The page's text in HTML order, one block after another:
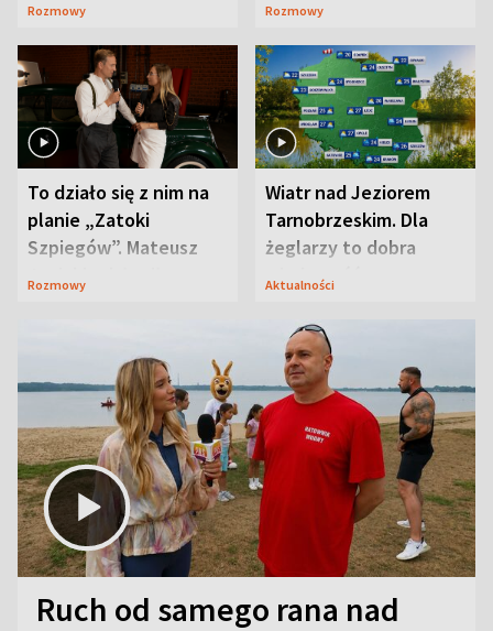
Rozmowy Rozmowy
To działo się z nim na
planie „Zatoki
Szpiegów”. Mateusz
Janicki odsłonił
Rozmowy
Wiatr nad Jeziorem
Tarnobrzeskim. Dla
żeglarzy to dobra
wiadomość
Aktualności
Ruch od samego rana nad